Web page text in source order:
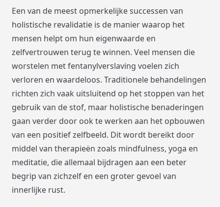
Een van de meest opmerkelijke successen van
holistische revalidatie is de manier waarop het
mensen helpt om hun eigenwaarde en
zelfvertrouwen terug te winnen. Veel mensen die
worstelen met fentanylverslaving voelen zich
verloren en waardeloos. Traditionele behandelingen
richten zich vaak uitsluitend op het stoppen van het
gebruik van de stof, maar holistische benaderingen
gaan verder door ook te werken aan het opbouwen
van een positief zelfbeeld. Dit wordt bereikt door
middel van therapieën zoals mindfulness, yoga en
meditatie, die allemaal bijdragen aan een beter
begrip van zichzelf en een groter gevoel van
innerlijke rust.